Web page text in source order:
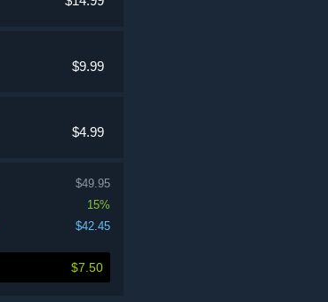
$9.99
$4.99
$49.95
15%
$42.45
$7.50